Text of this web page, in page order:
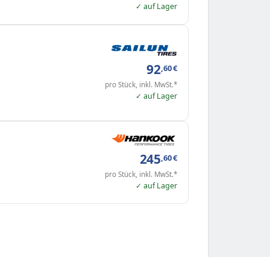
✓ auf Lager
92,60€
pro Stück, inkl. MwSt.*
✓ auf Lager
245,60€
pro Stück, inkl. MwSt.*
✓ auf Lager